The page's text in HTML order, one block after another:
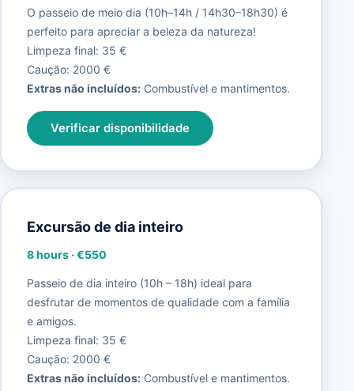
O passeio de meio dia (10h–14h / 14h30–18h30) é
perfeito para apreciar a beleza da natureza!
Limpeza final: 35 €
Caução: 2000 €
Extras não incluídos:Combustível e mantimentos.
Verificar disponibilidade
Excursão de dia inteiro
8 hours·€550
Passeio de dia inteiro (10h – 18h) ideal para
desfrutar de momentos de qualidade com a família
e amigos.
Limpeza final: 35 €
Caução: 2000 €
Extras não incluídos:Combustível e mantimentos.